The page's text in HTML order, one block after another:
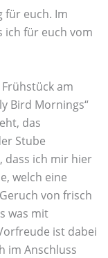
für euch. Im
ich für euch vom
am
Bird Mornings“
das
Stube
dass ich mir hier
welch eine
von frisch
was mit
ist dabei
im Anschluss